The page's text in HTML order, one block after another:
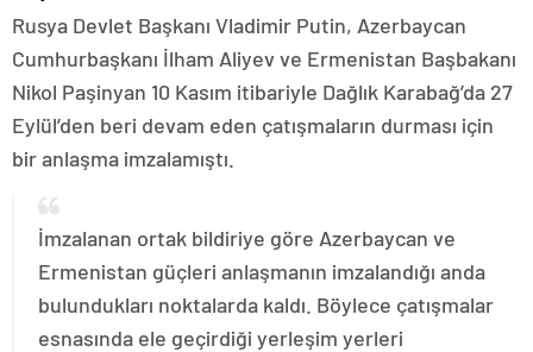
Rusya Devlet Başkanı Vladimir Putin, Azerbaycan
Cumhurbaşkanı İlham Aliyev ve Ermenistan Başbakanı
Nikol Paşinyan 10 Kasım itibariyle Dağlık Karabağ’da 27
Eylül’den beri devam eden çatışmaların durması için
bir anlaşma imzalamıştı.
İmzalanan ortak bildiriye göre Azerbaycan ve
Ermenistan güçleri anlaşmanın imzalandığı anda
bulundukları noktalarda kaldı. Böylece çatışmalar
esnasında ele geçirdiği yerleşim yerleri